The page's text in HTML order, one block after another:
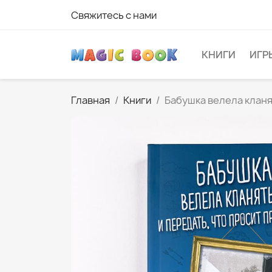
Свяжитесь с нами
КНИГИ
Главная Книги Бабушка велела